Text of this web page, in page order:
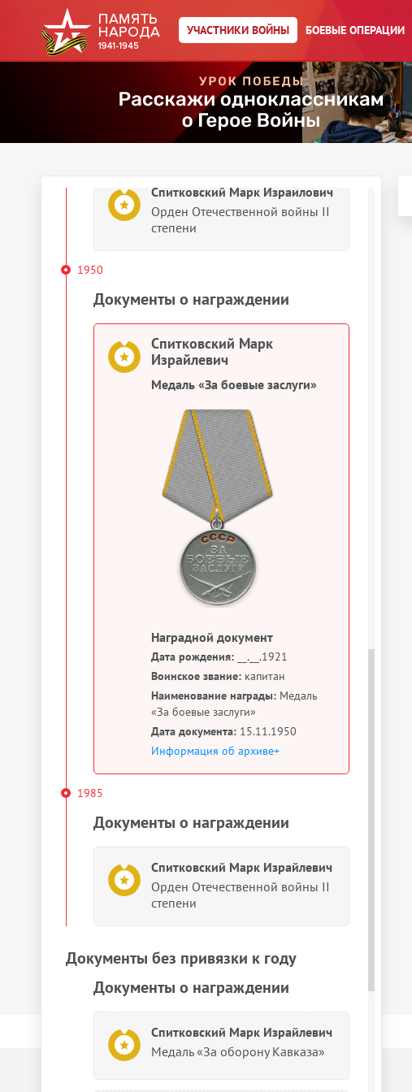
УЧАСТНИКИ ВОЙНЫ БОЕВЫЕ ОПЕРАЦИИ
Спитковский Марк Израйлевич
Спитковский Марк Израилович
Орден Красного Знамени
Спитковский Марк Израилович
Орден Отечественной войны II
степени
1950
Документы о награждении
Спитковский Марк
Израйлевич
Медаль «За боевые заслуги»
Наградной документ
Дата рождения: __.__.1921
Воинское звание: капитан
Наименование награды: Медаль
«За боевые заслуги»
Дата документа: 15.11.1950
Информация об архиве+
1985
Документы о награждении
Спитковский Марк Израйлевич
Орден Отечественной войны II
степени
Документы без привязки к году
Документы о награждении
Спитковский Марк Израйлевич
Медаль «За оборону Кавказа»